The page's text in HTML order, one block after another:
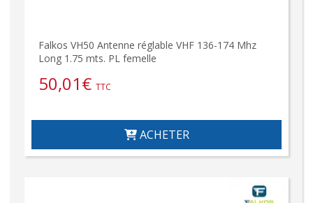
Falkos VH50 Antenne réglable VHF 136-174 Mhz
Long 1.75 mts. PL femelle
50,01€ TTC
ACHETER